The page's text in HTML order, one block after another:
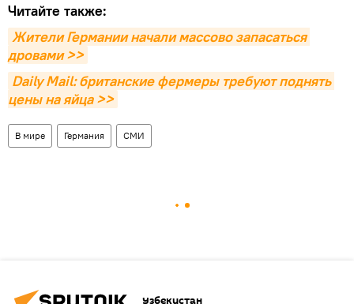
Читайте также:
Жители Германии начали массово запасаться
дровами >>
Daily Mail: британские фермеры требуют поднять
цены на яйца >>
В мире Германия СМИ
Узбекистан